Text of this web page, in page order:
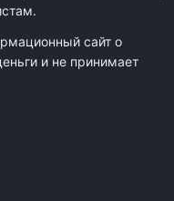
сайт о
и не принимает